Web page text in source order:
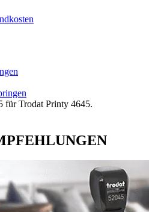
für Trodat Printy 4645.